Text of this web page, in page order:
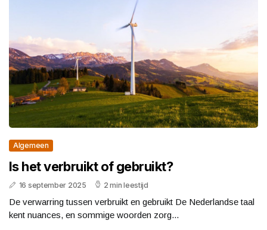
Algemeen
Is het verbruikt of gebruikt?
16 september 2025 2 min leestijd
De verwarring tussen verbruikt en gebruikt De Nederlandse taal
kent nuances, en sommige woorden zorg...